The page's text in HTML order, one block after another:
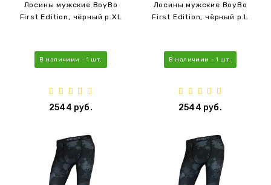
Лосины мужские BoyBo
First Edition, чёрный р.XL
В наличиии - 1 шт.
2544 руб.
Лосины мужские BoyBo
First Edition, чёрный р.L
В наличиии - 1 шт.
2544 руб.